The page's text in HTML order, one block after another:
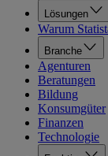
Lösungen
Warum
Branche
Agenturen
Beratungen
Bildung
Konsumgüter
Finanzen
Technologie